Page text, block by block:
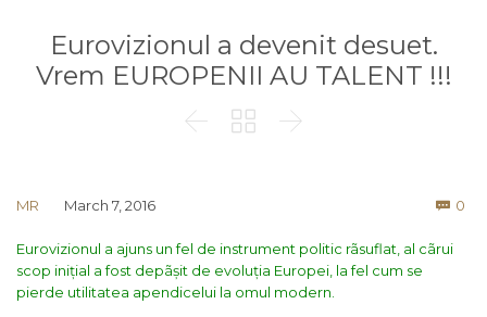
Eurovizionul a devenit desuet.
Vrem EUROPENII AU TALENT !!!
  
MR March 7, 2016  0
Eurovizionul a ajuns un fel de instrument politic rãsuflat, al cãrui
scop inițial a fost depãșit de evoluția Europei, la fel cum se
pierde utilitatea apendicelui la omul modern.